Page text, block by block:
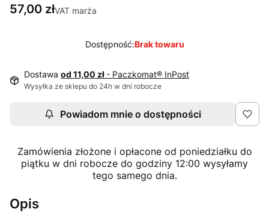
Cena
57,00 złVAT marża
Dostępność:Brak towaru
Dostawa od 11,00 zł - Paczkomat® InPost
Wysyłka ze sklepu do 24h w dni robocze
Powiadom mnie o dostępności
Zamówienia złożone i opłacone od poniedziałku do
piątku w dni robocze do godziny 12:00 wysyłamy
tego samego dnia.
Opis